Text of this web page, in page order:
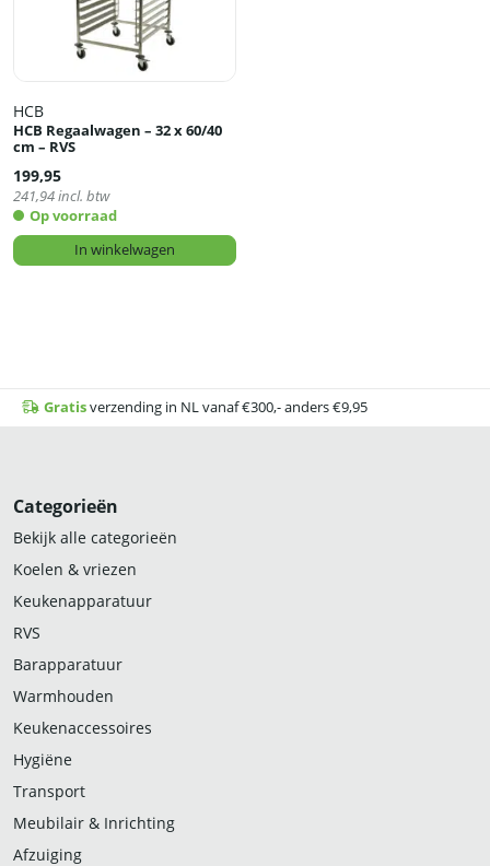
HCB
HCB Regaalwagen – 32 x 60/40
cm – RVS
199,95
241,94incl. btw
Op voorraad
In winkelwagen
Gratisverzending in NL vanaf €300,- anders €9,95
Categorieën
Bekijk alle categorieën
Koelen & vriezen
Keukenapparatuur
RVS
Barapparatuur
Warmhouden
Keukenaccessoires
Hygiëne
Transport
Meubilair & Inrichting
Afzuiging